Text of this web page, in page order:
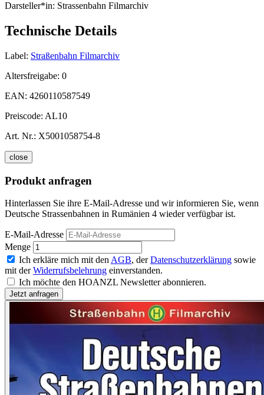
Darsteller*in: Strassenbahn Filmarchiv
Technische Details
Label: Straßenbahn Filmarchiv
Altersfreigabe: 0
EAN: 4260110587549
Preiscode: AL10
Art. Nr.: X5001058754-8
close
Produkt anfragen
Hinterlassen Sie ihre E-Mail-Adresse und wir informieren Sie, wenn
Deutsche Strassenbahnen in Rumänien 4 wieder verfügbar ist.
E-Mail-Adresse
Menge
Ich erkläre mich mit den AGB, derDatenschutzerklärung sowie
mit derWiderrufsbelehrung einverstanden.
Ich möchte den HOANZL Newsletter abonnieren.